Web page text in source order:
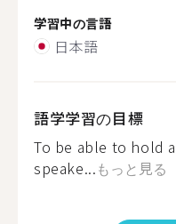
学習中の言語
日本語
語学学習の目標
To be able to hold
speake...もっと見る